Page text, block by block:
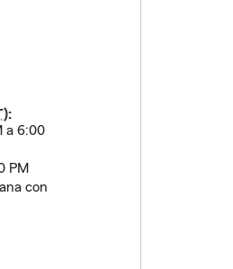
):
a 6:00
PM
con